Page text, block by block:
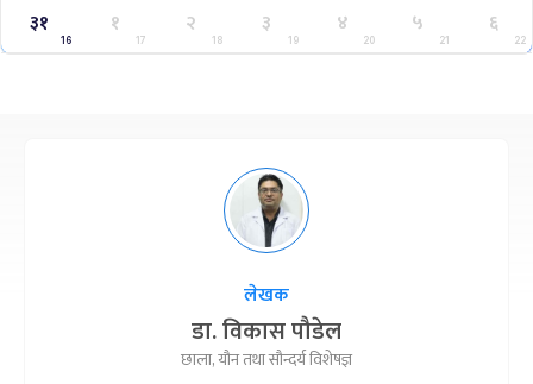
३१
16
१
17
२
18
३
19
४
20
५
21
६
22
लेखक
डा. विकास पौडेल
छाला, यौन तथा सौन्दर्य विशेषज्ञ